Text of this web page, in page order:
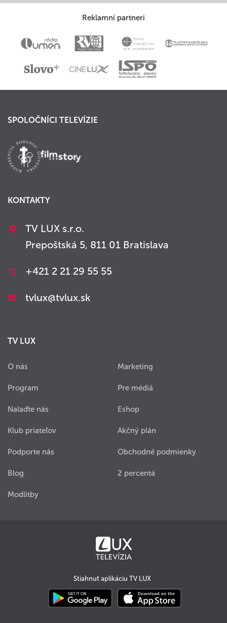
Reklamní partneri
SPOLOČNÍCI TELEVÍZIE
KONTAKTY
TV LUX s.r.o.
Prepoštská 5, 811 01 Bratislava
+421 2 21 29 55 55
tvlux@tvlux.sk
TV LUX
O nás
Program
Nalaďte nás
Klub priateľov
Podporte nás
Blog
Modlitby
Marketing
Pre médiá
Eshop
Akčný plán
Obchodné podmienky
2 percentá
Stiahnuť aplikáciu TV LUX